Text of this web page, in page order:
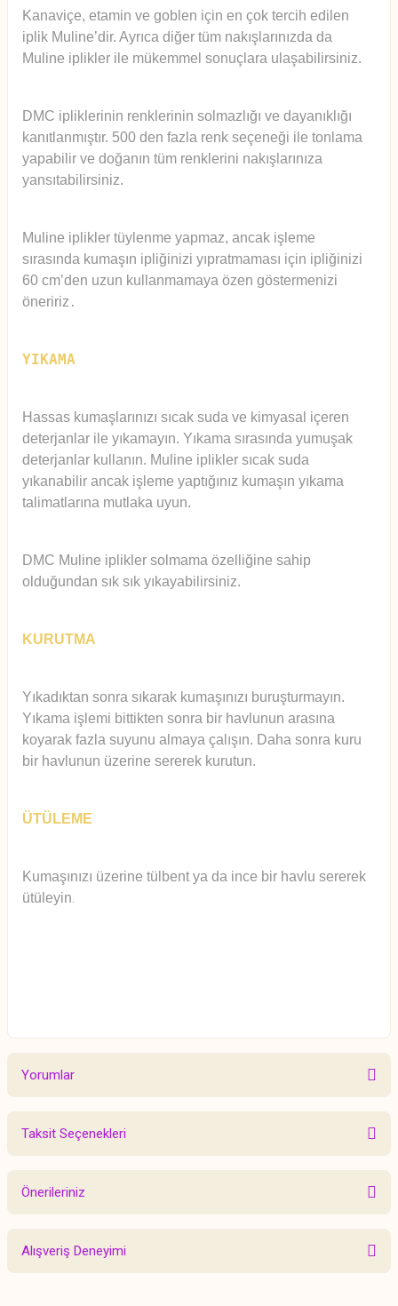
Kanaviçe, etamin ve goblen için en çok tercih edilen
iplik Muline’dir. Ayrıca diğer tüm nakışlarınızda da
Muline iplikler ile mükemmel sonuçlara ulaşabilirsiniz.
DMC ipliklerinin renklerinin solmazlığı ve dayanıklığı
kanıtlanmıştır. 500 den fazla renk seçeneği ile tonlama
yapabilir ve doğanın tüm renklerini nakışlarınıza
yansıtabilirsiniz.
Muline iplikler tüylenme yapmaz, ancak işleme
sırasında kumaşın ipliğinizi yıpratmaması için ipliğinizi
60 cm’den uzun kullanmamaya özen göstermenizi
öneririz .
YIKAMA
Hassas kumaşlarınızı sıcak suda ve kimyasal içeren
deterjanlar ile yıkamayın. Yıkama sırasında yumuşak
deterjanlar kullanın. Muline iplikler sıcak suda
yıkanabilir ancak işleme yaptığınız kumaşın yıkama
talimatlarına mutlaka uyun.
DMC Muline iplikler solmama özelliğine sahip
olduğundan sık sık yıkayabilirsiniz.
KURUTMA
Yıkadıktan sonra sıkarak kumaşınızı buruşturmayın.
Yıkama işlemi bittikten sonra bir havlunun arasına
koyarak fazla suyunu almaya çalışın. Daha sonra kuru
bir havlunun üzerine sererek kurutun.
ÜTÜLEME
Kumaşınızı üzerine tülbent ya da ince bir havlu sererek
ütüleyin.
Yorumlar
Taksit Seçenekleri
Önerileriniz
Bu ürünün fiyat bilgisi, resim, ürün açıklamalarında ve diğer konularda
yetersiz gördüğünüz noktaları öneri formunu kullanarak tarafımıza
Alışveriş Deneyimi